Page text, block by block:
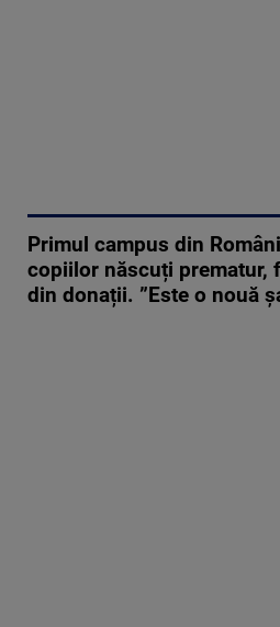
Primul campus din
copiilor născuți prematur,
din donații. ”Este o nouă